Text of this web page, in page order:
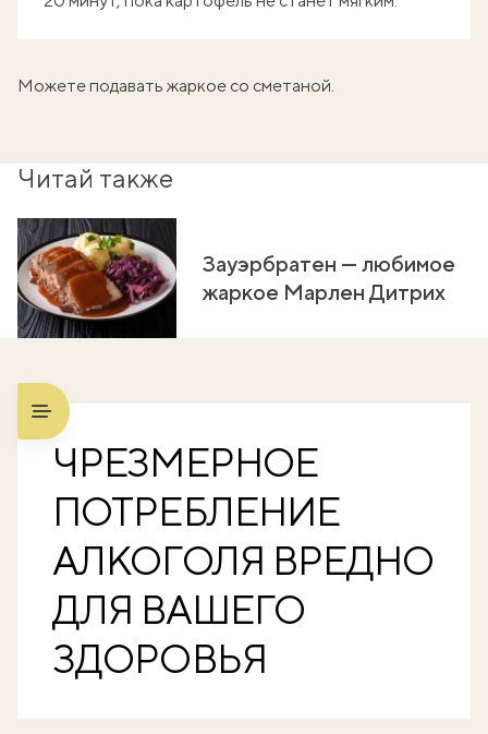
Можете подавать жаркое со сметаной.
Читай также
Зауэрбратен — любимое
жаркое Марлен Дитрих
ЧРЕЗМЕРНОЕ
ПОТРЕБЛЕНИЕ
АЛКОГОЛЯ ВРЕДНО
ДЛЯ ВАШЕГО
ЗДОРОВЬЯ